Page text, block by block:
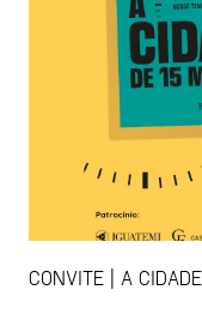
CONVITE | A